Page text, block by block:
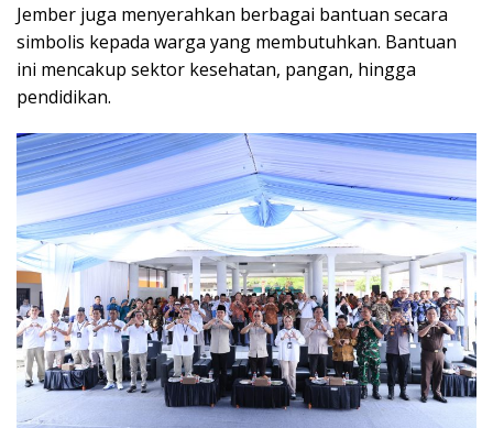
Jember juga menyerahkan berbagai bantuan secara
simbolis kepada warga yang membutuhkan. Bantuan
ini mencakup sektor kesehatan, pangan, hingga
pendidikan.